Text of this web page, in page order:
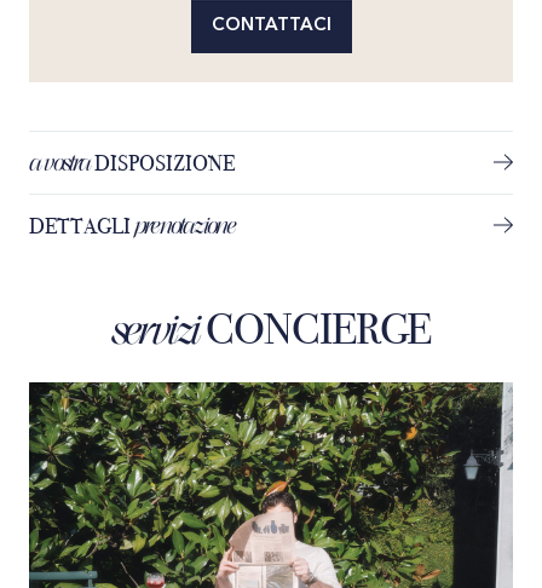
CONTATTACI
a vostraDISPOSIZIONE
DETTAGLIprenotazione
serviziCONCIERGE